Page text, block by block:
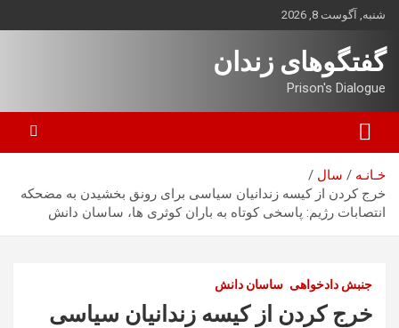
بروید
شنبه, آگوست 8, 2026
گفتگوهای زندان
Prison's Dialogue
خـانـه
سال
خرج کردن از کیسه زندانیان سیاسی برای رونق بخشیدن به مضحکه
انتصابات رژیم: پاسخی کوتاه به باران کوثری ها، ساسان دانش
جنبش دادخواهی ساسان دانش
خرج کردن از کیسه زندانیان سیاسی